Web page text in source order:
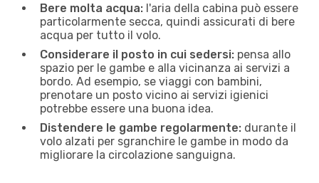
Bere molta acqua: l'aria della cabina può essere
particolarmente secca, quindi assicurati di bere
acqua per tutto il volo.
Considerare il posto in cui sedersi: pensa allo
spazio per le gambe e alla vicinanza ai servizi a
bordo. Ad esempio, se viaggi con bambini,
prenotare un posto vicino ai servizi igienici
potrebbe essere una buona idea.
Distendere le gambe regolarmente: durante il
volo alzati per sgranchire le gambe in modo da
migliorare la circolazione sanguigna.